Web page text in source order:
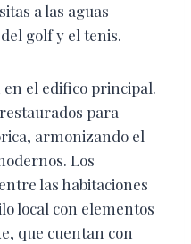
a las aguas
golf y el tenis.
en el edifico principal.
para
armonizando el
Los
las habitaciones
local con elementos
que cuentan con